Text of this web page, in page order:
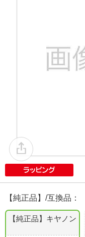
【純正品】/互換品 ：
【純正品】キヤノン